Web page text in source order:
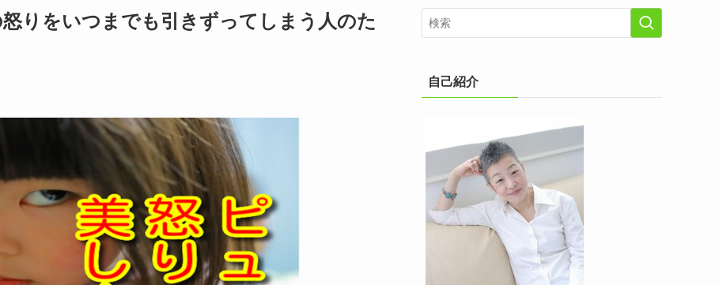
りをいつまでも引きずってしまう人のた
自己紹介